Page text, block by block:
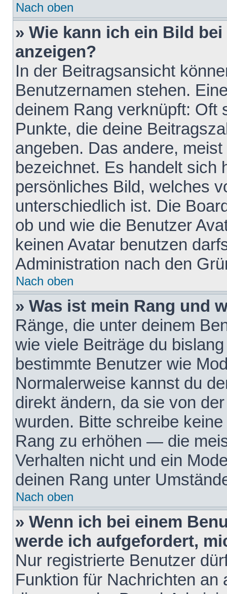
Nach oben
» Wie kann ich ein Bild
anzeigen?
In der Beitragsansicht
Benutzernamen stehen.
deinem Rang verknüpft: Oft
Punkte, die deine
angeben. Das andere,
bezeichnet. Es handelt sich
persönliches Bild, welches
unterschiedlich ist. Die
ob und wie die Benutzer
keinen Avatar benutzen
Administration nach den
Nach oben
» Was ist mein Rang und
Ränge, die unter deinem
wie viele Beiträge du
bestimmte Benutzer wie
Normalerweise kannst du
direkt ändern, da sie von
wurden. Bitte schreibe
Rang zu erhöhen — die
Verhalten nicht und ein
deinen Rang unter
Nach oben
» Wenn ich bei einem
werde ich aufgefordert,
Nur registrierte Benutzer
Funktion für Nachrichten